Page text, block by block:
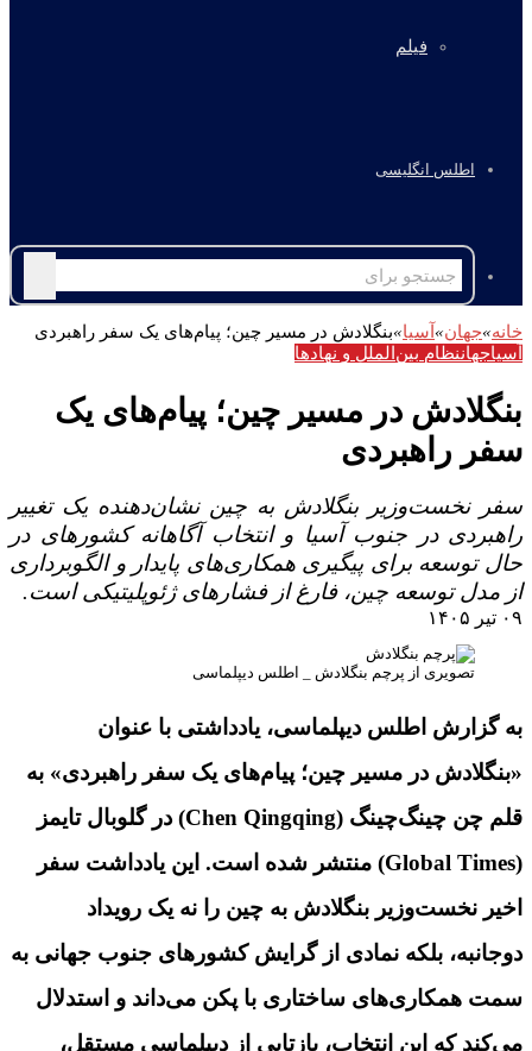
فیلم
اطلس انگلیسی
برای
خانه»جهان» آسیا»بنگلادش در مسیر چین؛ پیام‌های یک سفر راهبردی
آسیاجهاننظام بین‌الملل و نهادها
بنگلادش در مسیر چین؛ پیام‌های یک
سفر راهبردی
سفر نخست‌وزیر بنگلادش به چین نشان‌دهنده یک تغییر
راهبردی در جنوب آسیا و انتخاب آگاهانه کشورهای در
حال توسعه برای پیگیری همکاری‌های پایدار و الگوبرداری
از مدل توسعه چین، فارغ از فشارهای ژئوپلیتیکی است.
۰۹ تیر ۱۴۰۵
تصویری از پرچم بنگلادش _ اطلس دیپلماسی
به گزارش اطلس دیپلماسی، یادداشتی با عنوان
«بنگلادش در مسیر چین؛ پیام‌های یک سفر راهبردی» به
قلم چن چینگ‌چینگ (Chen Qingqing) در گلوبال تایمز
(Global Times) منتشر شده است. این یادداشت سفر
اخیر نخست‌وزیر بنگلادش به چین را نه یک رویداد
دوجانبه، بلکه نمادی از گرایش کشورهای جنوب جهانی به
سمت همکاری‌های ساختاری با پکن می‌داند و استدلال
می‌کند که این انتخاب، بازتابی از دیپلماسی مستقل،